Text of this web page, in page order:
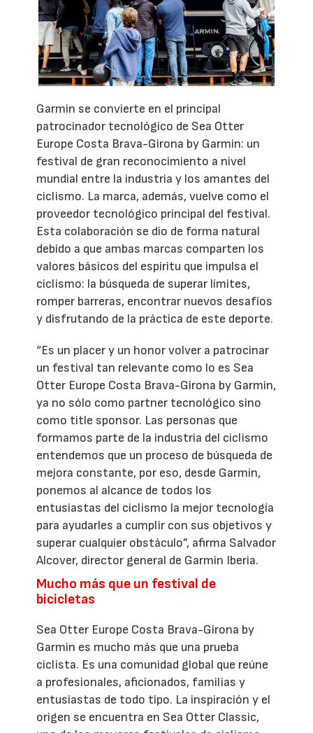
Garmin se convierte en el principal
patrocinador tecnológico de Sea Otter
Europe Costa Brava-Girona by Garmin: un
festival de gran reconocimiento a nivel
mundial entre la industria y los amantes del
ciclismo. La marca, además, vuelve como el
proveedor tecnológico principal del festival.
Esta colaboración se dio de forma natural
debido a que ambas marcas comparten los
valores básicos del espíritu que impulsa el
ciclismo: la búsqueda de superar límites,
romper barreras, encontrar nuevos desafíos
y disfrutando de la práctica de este deporte.
“Es un placer y un honor volver a patrocinar
un festival tan relevante como lo es Sea
Otter Europe Costa Brava-Girona by Garmin,
ya no sólo como partner tecnológico sino
como title sponsor. Las personas que
formamos parte de la industria del ciclismo
entendemos que un proceso de búsqueda de
mejora constante, por eso, desde Garmin,
ponemos al alcance de todos los
entusiastas del ciclismo la mejor tecnología
para ayudarles a cumplir con sus objetivos y
superar cualquier obstáculo”, afirma Salvador
Alcover, director general de Garmin Iberia.
Mucho más que un festival de
bicicletas
Sea Otter Europe Costa Brava-Girona by
Garmin es mucho más que una prueba
ciclista. Es una comunidad global que reúne
a profesionales, aficionados, familias y
entusiastas de todo tipo. La inspiración y el
origen se encuentra en Sea Otter Classic,